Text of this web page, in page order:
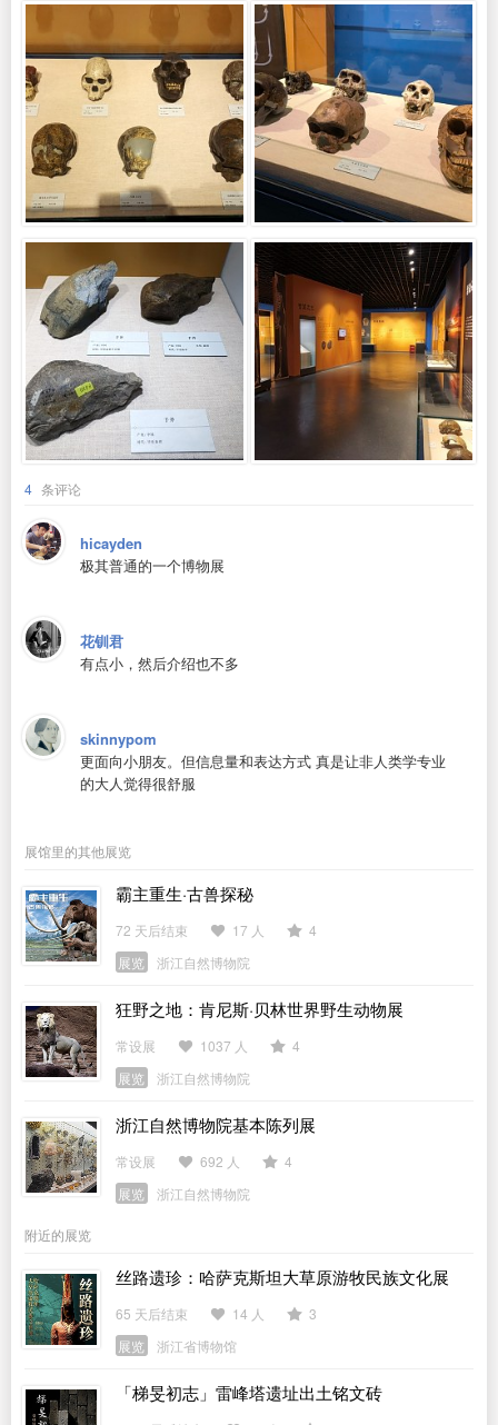
4 条评论
hicayden
极其普通的一个博物展
花钏君
有点小，然后介绍也不多
skinnypom
更面向小朋友。但信息量和表达方式 真是让非人类学专业
的大人觉得很舒服
展馆里的其他展览
霸主重生·古兽探秘
72 天后结束 17 人
4
展览
浙江自然博物院
狂野之地：肯尼斯·贝林世界野生动物展
常设展 1037 人
4
展览
浙江自然博物院
浙江自然博物院基本陈列展
常设展 692 人
4
展览
浙江自然博物院
附近的展览
丝路遗珍：哈萨克斯坦大草原游牧民族文化展
65 天后结束 14 人
3
展览
浙江省博物馆
「梯旻初志」雷峰塔遗址出土铭文砖